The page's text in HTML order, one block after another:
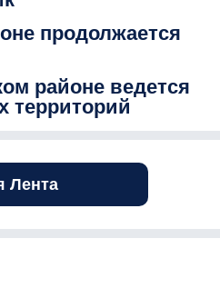
продолжается
районе ведется
территорий
Лента